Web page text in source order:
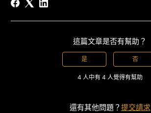
這篇文章是否有幫助？
是 否
4 人中有 4 人覺得有幫助
還有其他問題？ 提交請求